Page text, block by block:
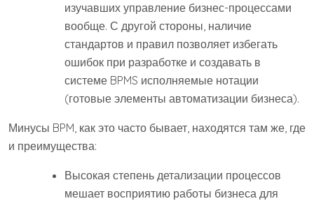
изучавших управление бизнес-процессами
вообще. С другой стороны, наличие
стандартов и правил позволяет избегать
ошибок при разработке и создавать в
системе BPMS исполняемые нотации
(готовые элементы автоматизации бизнеса).
Минусы BPM, как это часто бывает, находятся там же, где
и преимущества:
Высокая степень детализации процессов
мешает восприятию работы бизнеса для